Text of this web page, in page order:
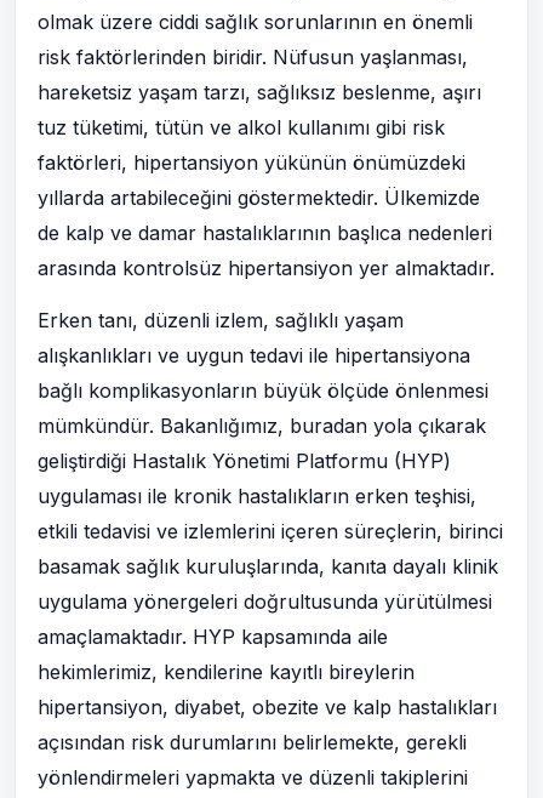
olmak üzere ciddi sağlık sorunlarının en önemli
risk faktörlerinden biridir. Nüfusun yaşlanması,
hareketsiz yaşam tarzı, sağlıksız beslenme, aşırı
tuz tüketimi, tütün ve alkol kullanımı gibi risk
faktörleri, hipertansiyon yükünün önümüzdeki
yıllarda artabileceğini göstermektedir. Ülkemizde
de kalp ve damar hastalıklarının başlıca nedenleri
arasında kontrolsüz hipertansiyon yer almaktadır.
Erken tanı, düzenli izlem, sağlıklı yaşam
alışkanlıkları ve uygun tedavi ile hipertansiyona
bağlı komplikasyonların büyük ölçüde önlenmesi
mümkündür. Bakanlığımız, buradan yola çıkarak
geliştirdiği Hastalık Yönetimi Platformu (HYP)
uygulaması ile kronik hastalıkların erken teşhisi,
etkili tedavisi ve izlemlerini içeren süreçlerin, birinci
basamak sağlık kuruluşlarında, kanıta dayalı klinik
uygulama yönergeleri doğrultusunda yürütülmesi
amaçlamaktadır. HYP kapsamında aile
hekimlerimiz, kendilerine kayıtlı bireylerin
hipertansiyon, diyabet, obezite ve kalp hastalıkları
açısından risk durumlarını belirlemekte, gerekli
yönlendirmeleri yapmakta ve düzenli takiplerini